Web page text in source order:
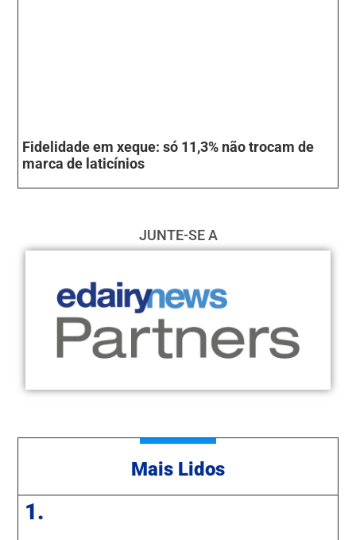
Fidelidade em xeque: só 11,3% não trocam de
marca de laticínios
JUNTE-SE A
Mais Lidos
1.